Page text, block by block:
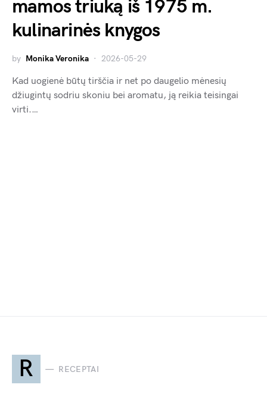
mamos triuką iš 1975 m.
kulinarinės knygos
by Monika Veronika 2026-05-29
Kad uogienė būtų tirščia ir net po daugelio mėnesių
džiugintų sodriu skoniu bei aromatu, ją reikia teisingai
virti.…
R RECEPTAI